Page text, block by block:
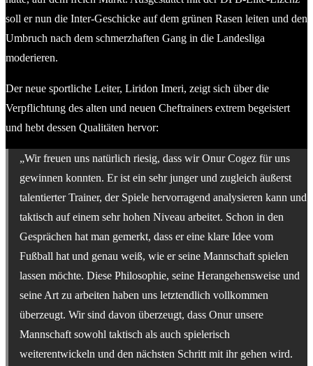
soll er nun die Inter-Geschicke auf dem grünen Rasen leiten und den
Umbruch nach dem schmerzhaften Gang in die Landesliga
moderieren.
Der neue sportliche Leiter, Liridon Imeri, zeigt sich über die
Verpflichtung des alten und neuen Cheftrainers extrem begeistert
und hebt dessen Qualitäten hervor:
„Wir freuen uns natürlich riesig, dass wir Onur Cogez für uns
gewinnen konnten. Er ist ein sehr junger und zugleich äußerst
talentierter Trainer, der Spiele hervorragend analysieren kann und
taktisch auf einem sehr hohen Niveau arbeitet. Schon in den
Gesprächen hat man gemerkt, dass er eine klare Idee vom
Fußball hat und genau weiß, wie er seine Mannschaft spielen
lassen möchte. Diese Philosophie, seine Herangehensweise und
seine Art zu arbeiten haben uns letztendlich vollkommen
überzeugt. Wir sind davon überzeugt, dass Onur unsere
Mannschaft sowohl taktisch als auch spielerisch
weiterentwickeln und den nächsten Schritt mit ihr gehen wird.